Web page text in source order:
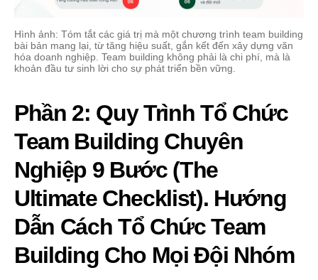
Hình ảnh: Tóm tắt các giá trị mà một chương trình team building
bài bản mang lại, từ tăng hiệu suất, gắn kết đến xây dựng văn
hóa doanh nghiệp. Team building không phải là chi phí, mà là
khoản đầu tư sinh lời cho sự phát triển bền vững.
Phần 2: Quy Trình Tổ Chức
Team Building Chuyên
Nghiệp 9 Bước (The
Ultimate Checklist). Hướng
Dẫn Cách Tổ Chức Team
Building Cho Mọi Đội Nhóm